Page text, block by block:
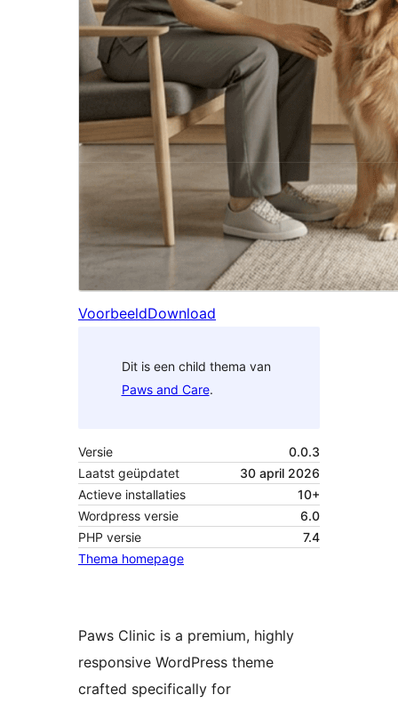
VoorbeeldDownload
Dit is een child thema van
Paws and Care.
Versie
0.0.3
Laatst geüpdatet
30 april 2026
Actieve installaties
10+
Wordpress versie
6.0
PHP versie
7.4
Thema homepage
Paws Clinic is a premium, highly
responsive WordPress theme
crafted specifically for